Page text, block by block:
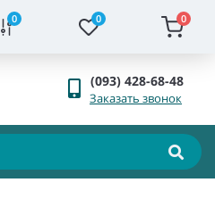
0 0 0
(093) 428-68-48
Заказать звонок